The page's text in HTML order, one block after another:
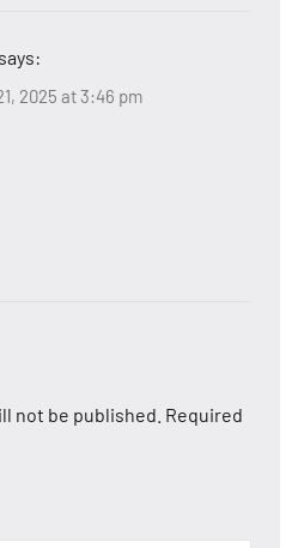
says:
2025 at 3:46 pm
not be published. Required